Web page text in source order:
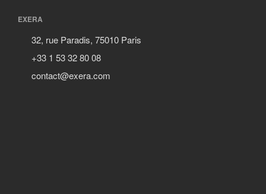
EXERA
32, rue Paradis, 75010 Paris
+33 1 53 32 80 08
contact@exera.com